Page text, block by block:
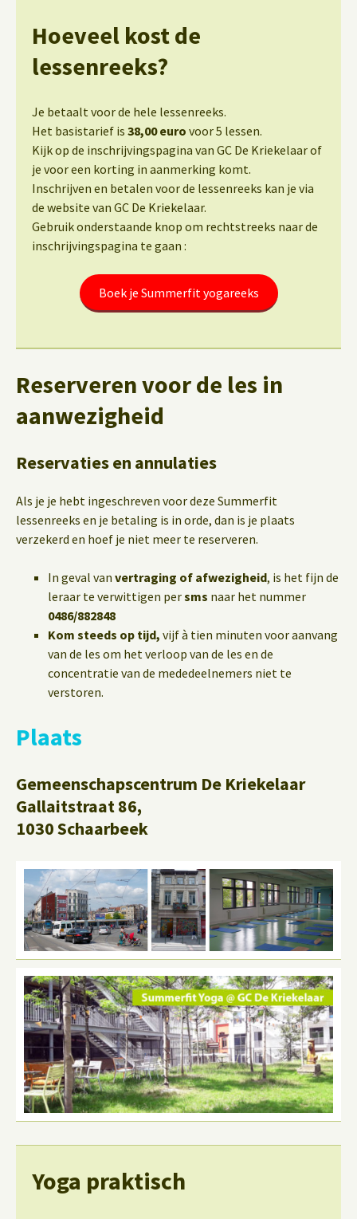
Hoeveel kost de
lessenreeks?
Je betaalt voor de hele lessenreeks.
Het basistarief is 38,00 euro voor 5 lessen.
Kijk op de inschrijvingspagina van GC De Kriekelaar of
je voor een korting in aanmerking komt.
Inschrijven en betalen voor de lessenreeks kan je via
de website van GC De Kriekelaar.
Gebruik onderstaande knop om rechtstreeks naar de
inschrijvingspagina te gaan :
Boek je Summerfit yogareeks
Reserveren voor de les in
aanwezigheid
Reservaties en annulaties
Als je je hebt ingeschreven voor deze Summerfit
lessenreeks en je betaling is in orde, dan is je plaats
verzekerd en hoef je niet meer te reserveren.
In geval van vertraging of afwezigheid, is het fijn de
leraar te verwittigen persms naar het nummer
0486/882848
Kom steeds op tijd, vijf à tien minuten voor aanvang
van de les om het verloop van de les en de
concentratie van de mededeelnemers niet te
verstoren.
Plaats
Gemeenschapscentrum De Kriekelaar
Gallaitstraat 86,
1030 Schaarbeek
Yoga praktisch